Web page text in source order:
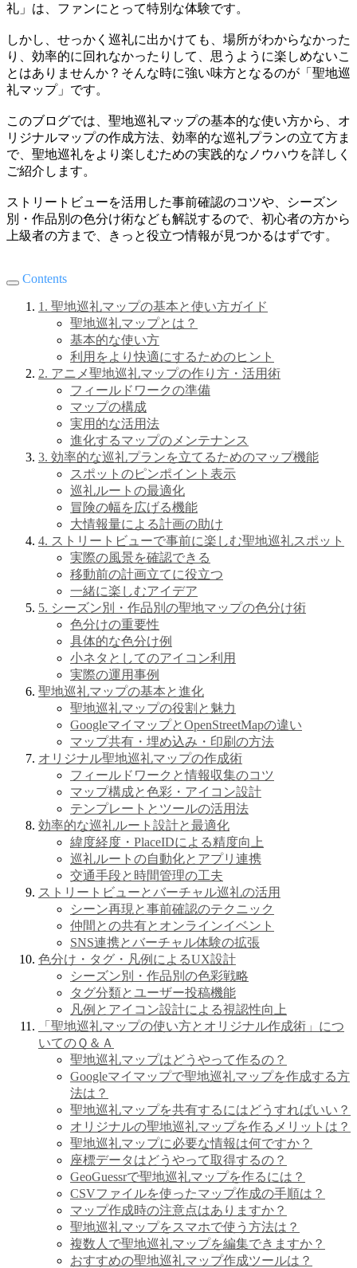
礼」は、ファンにとって特別な体験です。
しかし、せっかく巡礼に出かけても、場所がわからなかった
り、効率的に回れなかったりして、思うように楽しめないこ
とはありませんか？そんな時に強い味方となるのが「聖地巡
礼マップ」です。
このブログでは、聖地巡礼マップの基本的な使い方から、オ
リジナルマップの作成方法、効率的な巡礼プランの立て方ま
で、聖地巡礼をより楽しむための実践的なノウハウを詳しく
ご紹介します。
ストリートビューを活用した事前確認のコツや、シーズン
別・作品別の色分け術なども解説するので、初心者の方から
上級者の方まで、きっと役立つ情報が見つかるはずです。
Contents
1. 聖地巡礼マップの基本と使い方ガイド
聖地巡礼マップとは？
基本的な使い方
利用をより快適にするためのヒント
2. アニメ聖地巡礼マップの作り方・活用術
フィールドワークの準備
マップの構成
実用的な活用法
進化するマップのメンテナンス
3. 効率的な巡礼プランを立てるためのマップ機能
スポットのピンポイント表示
巡礼ルートの最適化
冒険の幅を広げる機能
大情報量による計画の助け
4. ストリートビューで事前に楽しむ聖地巡礼スポット
実際の風景を確認できる
移動前の計画立てに役立つ
一緒に楽しむアイデア
5. シーズン別・作品別の聖地マップの色分け術
色分けの重要性
具体的な色分け例
小ネタとしてのアイコン利用
実際の運用事例
聖地巡礼マップの基本と進化
聖地巡礼マップの役割と魅力
GoogleマイマップとOpenStreetMapの違い
マップ共有・埋め込み・印刷の方法
オリジナル聖地巡礼マップの作成術
フィールドワークと情報収集のコツ
マップ構成と色彩・アイコン設計
テンプレートとツールの活用法
効率的な巡礼ルート設計と最適化
緯度経度・PlaceIDによる精度向上
巡礼ルートの自動化とアプリ連携
交通手段と時間管理の工夫
ストリートビューとバーチャル巡礼の活用
シーン再現と事前確認のテクニック
仲間との共有とオンラインイベント
SNS連携とバーチャル体験の拡張
色分け・タグ・凡例によるUX設計
シーズン別・作品別の色彩戦略
タグ分類とユーザー投稿機能
凡例とアイコン設計による視認性向上
「聖地巡礼マップの使い方とオリジナル作成術」につ
いてのＱ＆Ａ
聖地巡礼マップはどうやって作るの？
Googleマイマップで聖地巡礼マップを作成する方
法は？
聖地巡礼マップを共有するにはどうすればいい？
オリジナルの聖地巡礼マップを作るメリットは？
聖地巡礼マップに必要な情報は何ですか？
座標データはどうやって取得するの？
GeoGuessrで聖地巡礼マップを作るには？
CSVファイルを使ったマップ作成の手順は？
マップ作成時の注意点はありますか？
聖地巡礼マップをスマホで使う方法は？
複数人で聖地巡礼マップを編集できますか？
おすすめの聖地巡礼マップ作成ツールは？